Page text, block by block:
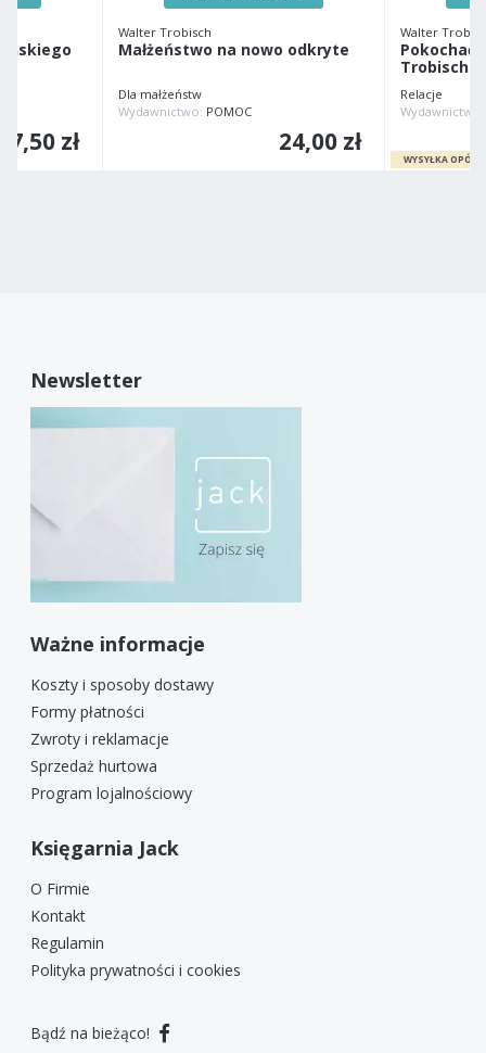
7,50 zł
Walter Trobisch
Małżeństwo na nowo odkryte
Dla małżeństw
Wydawnictwo: POMOC
24,00 zł
Walter
Pokochać
Trobisch
Relacje
Newsletter
Ważne informacje
Koszty i sposoby dostawy
Formy płatności
Zwroty i reklamacje
Sprzedaż hurtowa
Program lojalnościowy
Księgarnia Jack
O Firmie
Kontakt
Regulamin
Polityka prywatności i cookies
Bądź na bieżąco!